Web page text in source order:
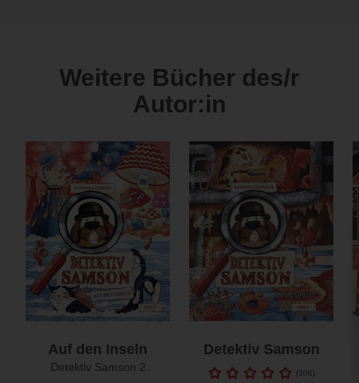
Weitere Bücher des/r
Autor:in
Auf den Inseln
Detektiv Samson 2
Detektiv Samson
(306)